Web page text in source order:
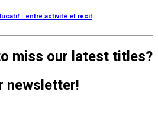
: entre activité et récit
miss our latest titles?
newsletter!